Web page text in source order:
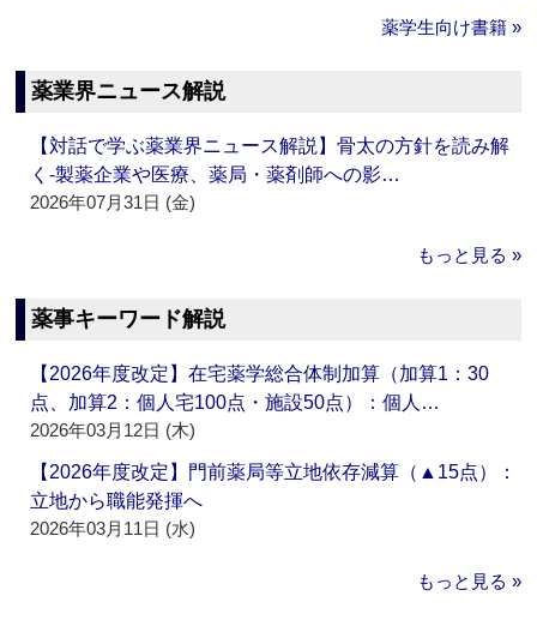
薬学生向け書籍 »
薬業界ニュース解説
【対話で学ぶ薬業界ニュース解説】骨太の方針を読み解
く‐製薬企業や医療、薬局・薬剤師への影…
2026年07月31日 (金)
もっと見る »
薬事キーワード解説
【2026年度改定】在宅薬学総合体制加算（加算1：30
点、加算2：個人宅100点・施設50点）：個人…
2026年03月12日 (木)
【2026年度改定】門前薬局等立地依存減算（▲15点）：
立地から職能発揮へ
2026年03月11日 (水)
もっと見る »